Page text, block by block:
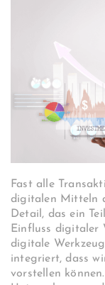
Fast alle
digitalen Mitteln
Detail, das ein
Einfluss digitaler
digitale
integriert, dass
vorstellen